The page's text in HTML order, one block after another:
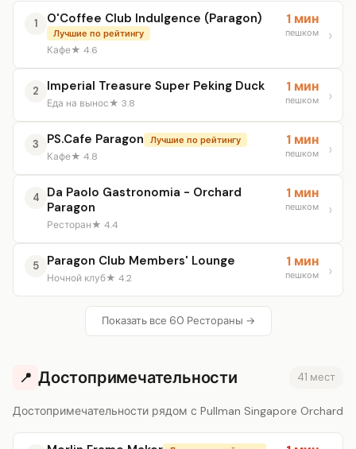
1 O'Coffee Club Indulgence (Paragon)
Лучшие по рейтингу
Кафе★ 4.6
1 мин
пешком
2 Imperial Treasure Super Peking Duck
Еда на вынос★ 3.8
1 мин
пешком
3 PS.Cafe Paragon Лучшие по рейтингу
Кафе★ 4.8
1 мин
пешком
4
Da Paolo Gastronomia - Orchard
Paragon
Ресторан★ 4.4
1 мин
пешком
5 Paragon Club Members' Lounge
Ночной клуб★ 4.2
1 мин
пешком
Показать все 60 Рестораны →
📍 Достопримечательности 41 мест
Достопримечательности рядом с Pullman Singapore Orchard